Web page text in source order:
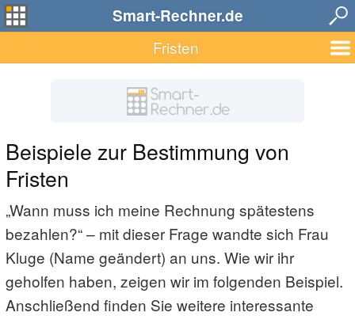
Smart-Rechner.de
Fristen
Beispiele zur Bestimmung von
Fristen
„Wann muss ich meine Rechnung spätestens
bezahlen?“ – mit dieser Frage wandte sich Frau
Kluge (Name geändert) an uns. Wie wir ihr
geholfen haben, zeigen wir im folgenden Beispiel.
Anschließend finden Sie weitere interessante